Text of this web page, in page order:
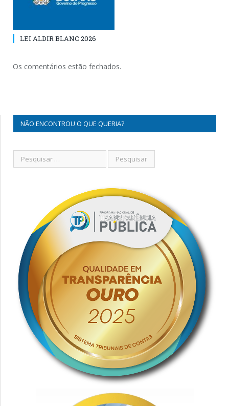
LEI ALDIR BLANC 2026
Os comentários estão fechados.
NÃO ENCONTROU O QUE QUERIA?